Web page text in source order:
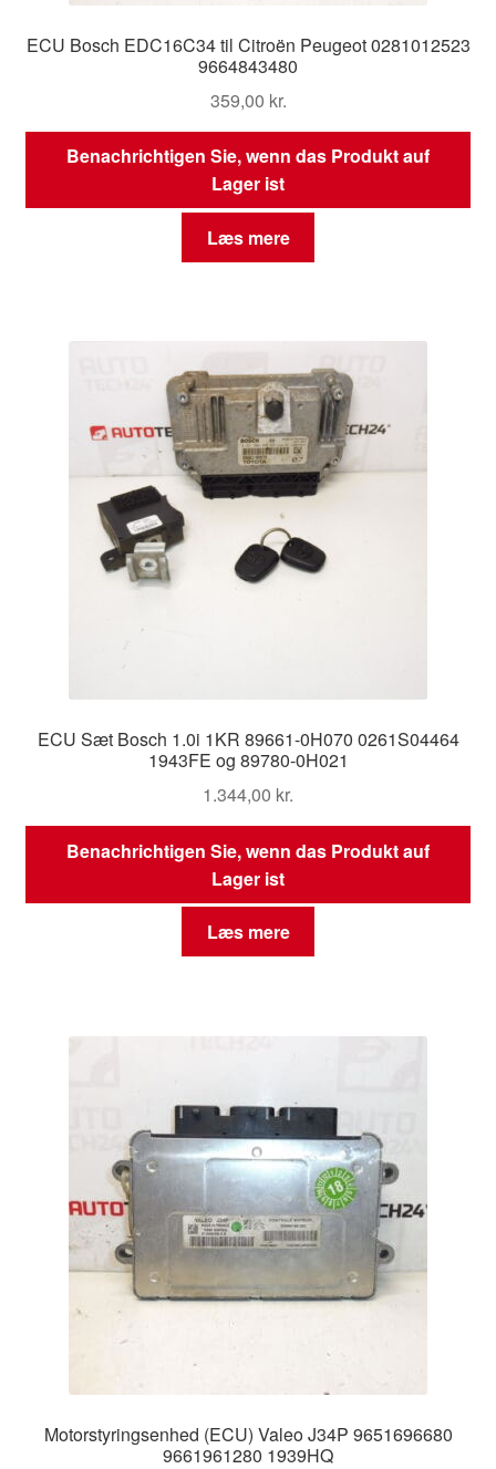
ECU Bosch EDC16C34 til Citroën Peugeot 0281012523
9664843480
359,00 kr.
Benachrichtigen Sie, wenn das Produkt auf
Lager ist
Læs mere
ECU Sæt Bosch 1.0i 1KR 89661-0H070 0261S04464
1943FE og 89780-0H021
1.344,00 kr.
Benachrichtigen Sie, wenn das Produkt auf
Lager ist
Læs mere
Motorstyringsenhed (ECU) Valeo J34P 9651696680
9661961280 1939HQ